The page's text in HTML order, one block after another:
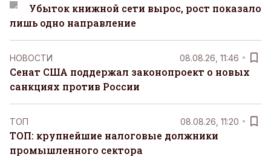
Убыток книжной сети вырос, рост показало
лишь одно направление
НОВОСТИ 08.08.26, 11:46
Сенат США поддержал законопроект о новых
санкциях против России
ТОП 08.08.26, 11:20
ТОП: крупнейшие налоговые должники
промышленного сектора